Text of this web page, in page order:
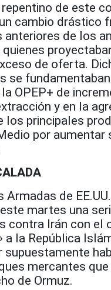
de este
cambio drástico
anteriores de los
de oferta.
se
OPEP+ de
y en la
los principales
por aumentar
Armadas de EE.UU.
martes una
contra Irán con el
a la República
supuestamente
mercantes
de Ormuz.